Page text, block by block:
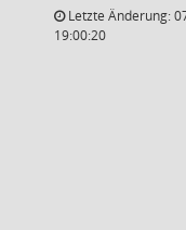
Letzte Änderung:
19:00:20